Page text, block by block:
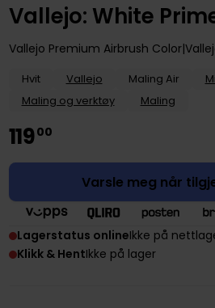
Vallejo: White
Vallejo Premium Airbrush Color
Hvit Vallejo Maling Air
Maling og verktøy
Maling
11900
Varsle meg når
Lagerstatus onlineIkke på
Klikk & HentIkke på lager